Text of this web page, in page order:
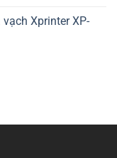
Xprinter XP-